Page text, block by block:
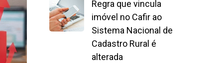
Regra que vincula
imóvel no Cafir ao
Sistema Nacional de
Cadastro Rural é
alterada